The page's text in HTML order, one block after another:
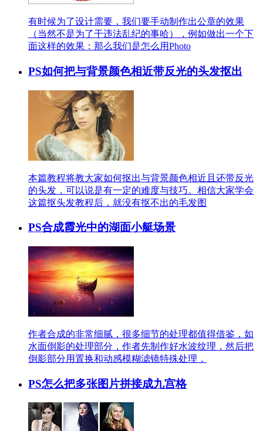
有时候为了设计需要，我们要手动制作出公章的效果
（当然不是为了干违法乱纪的事哈），例如做出一个下
面这样的效果：那么我们是怎么用Photo
PS如何把与背景颜色相近带反光的头发抠出
本篇教程将教大家如何抠出与背景颜色相近且还带反光
的头发，可以说是有一定的难度与技巧。相信大家学会
这篇抠头发教程后，就没有抠不出的毛发图
PS合成霞光中的湖面小艇场景
作者合成的非常细腻，很多细节的处理都值得借鉴，如
水面倒影的处理部分，作者先制作好水波纹理，然后把
倒影部分用置换和动感模糊滤镜特殊处理，
PS怎么把多张图片拼接成九宫格